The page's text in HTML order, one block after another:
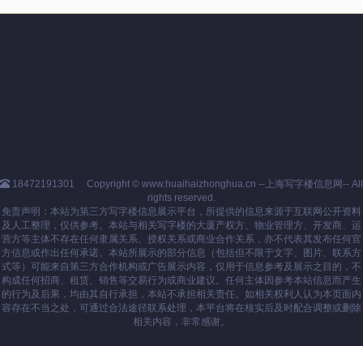
18472191301
Copyright © www.huaihaizhonghua.cn --上海写字楼信息网-- All
rights reserved.
免责声明：本站为第三方写字楼信息展示平台，所提供的信息来源于互联网公开资料
及人工整理，仅供参考。本站与相关写字楼的大厦产权方、物业管理方、开发商、运
营方等主体不存在任何隶属关系、授权关系或商业合作关系，亦不代表其发布任何官
方信息或作出任何承诺。本站所展示的部分信息（包括但不限于文字、图片、联系方
式等）可能来自第三方合作机构或广告展示内容，仅用于信息参考及展示之目的，不
构成任何招商、租赁、销售等交易行为或商业建议。任何主体因参考本站信息而产生
的行为及后果，均由其自行承担，本站不承担相关责任。如相关权利人认为本页面内
容存在不当之处，可通过合法途径联系处理，本平台将在核实后及时配合调整或删除
相关内容，非常感谢。